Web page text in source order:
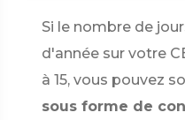
Si le nombre de
d'année sur votre
à 15, vous pouvez
sous forme de